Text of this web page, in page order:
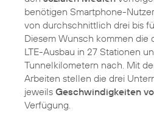
benötigen Smartphone-
von durchschnittlich drei bis
Diesem Wunsch kommen die
LTE-Ausbau in 27 Stationen
Tunnelkilometern nach. Mit
Arbeiten stellen die drei
jeweils Geschwindigkeiten
Verfügung.